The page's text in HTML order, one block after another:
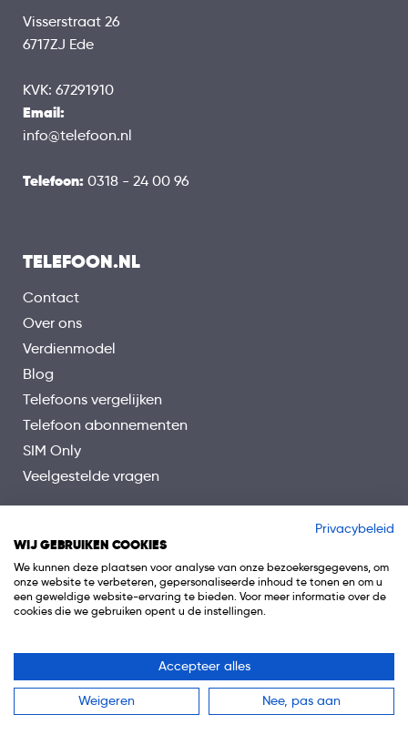
Visserstraat 26
6717ZJ Ede
KVK: 67291910
Email:
info@telefoon.nl
Telefoon: 0318 - 24 00 96
TELEFOON.NL
Contact
Over ons
Verdienmodel
Blog
Telefoons vergelijken
Telefoon abonnementen
SIM Only
Veelgestelde vragen
© 2026 Telefoon.nl is onderdeel van 0318 Media B.V.
Algemene voorwaarden
Privacy Cookiebeleid Disclaimer
Privacybeleid
WIJ GEBRUIKEN COOKIES
We kunnen deze plaatsen voor analyse van onze bezoekersgegevens, om
onze website te verbeteren, gepersonaliseerde inhoud te tonen en om u
een geweldige website-ervaring te bieden. Voor meer informatie over de
cookies die we gebruiken opent u de instellingen.
Accepteer alles
Weigeren Nee, pas aan